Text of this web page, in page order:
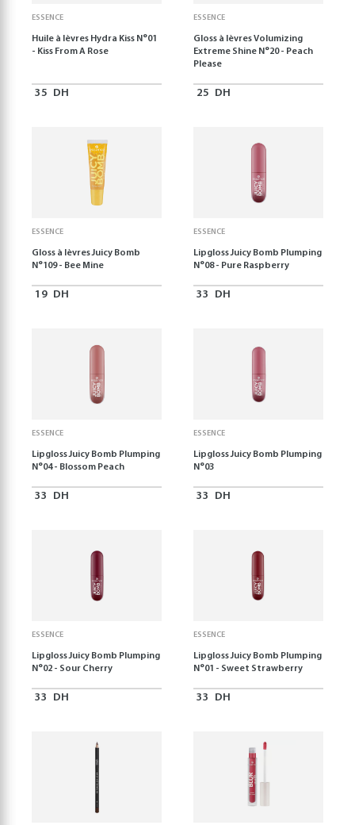
ESSENCE
Huile à lèvres Hydra Kiss N°01
- Kiss From A Rose
35 DH
ESSENCE
Gloss à lèvres Volumizing
Extreme Shine N°20 - Peach
Please
25 DH
ESSENCE
Gloss à lèvres Juicy Bomb
N°109 - Bee Mine
19 DH
ESSENCE
Lipgloss Juicy Bomb Plumping
N°08 - Pure Raspberry
33 DH
ESSENCE
Lipgloss Juicy Bomb Plumping
N°04 - Blossom Peach
33 DH
ESSENCE
Lipgloss Juicy Bomb Plumping
N°03
33 DH
ESSENCE
Lipgloss Juicy Bomb Plumping
N°02 - Sour Cherry
33 DH
ESSENCE
Lipgloss Juicy Bomb Plumping
N°01 - Sweet Strawberry
33 DH